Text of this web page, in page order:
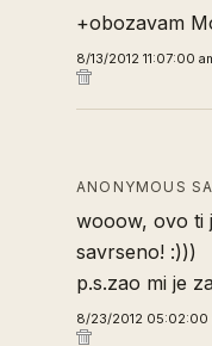
+obozavam
8/13/2012 11:07:00
ANONYMOUS
wooow, ovo ti
savrseno! :)))
p.s.zao mi je
8/23/2012 05:02:00